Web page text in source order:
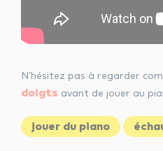
N’hésitez pas à regarder
doigts avant de jouer au
jouer du piano